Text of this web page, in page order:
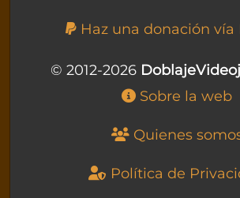
Haz una donación vía
© 2012-2026
Sobre la web
Quienes
Política de